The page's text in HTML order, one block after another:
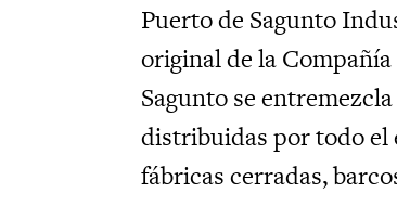
Puerto de Sagunto
original de la
Sagunto se
distribuidas por todo el
fábricas cerradas,